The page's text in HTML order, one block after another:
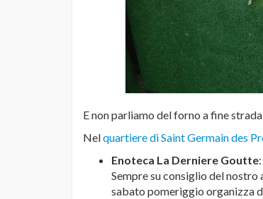
E non parliamo del forno a fine
Nelquartiere di Saint Germain des
Enoteca La Derniere Goutte
Sempre su consiglio del
sabato pomeriggio organizza